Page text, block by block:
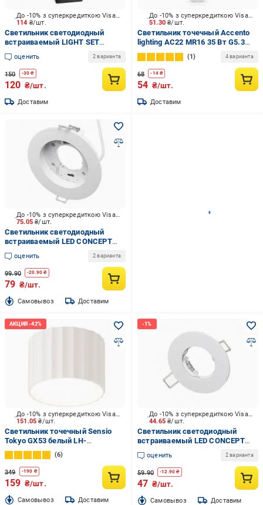
114 ₴/шт.
До -10% з суперкредиткою Visa Вигода
Светильник светодиодный
встраиваемый LIGHT SET
BUZOK R07 7 Вт LED-модуль
4500 К белый
оценить 2 варианта
150 -30 ₴
120 ₴/шт.
Доставим
51.30₴/шт.
До -10% з суперкредиткою Visa Вигода
Светильник точечный Accento
lighting AC22 MR16 35 Вт G5.3
белый
1 4 варианта
68 -14₴
54 ₴/шт.
Доставим
75.05₴/шт.
До -10% з суперкредиткою Visa Вигода
Светильник светодиодный
встраиваемый LED CONCEPT
VM GX53 белый
оценить 2 варианта
99.90 -20.90 ₴
79 ₴/шт.
Cамовывоз Доставим
151.05₴/шт.
До -10% з суперкредиткою Visa Вигода
Светильник точечный Sensio
Tokyo GX53 белый LH-
GX53(white)Q1
6
349 -190 ₴
159 ₴/шт.
Cамовывоз Доставим
44.65₴/шт.
До -10% з суперкредиткою Visa Вигода
Светильник светодиодный
встраиваемый LED CONCEPT
VM 01S GU10 белый
оценить 2 варианта
59.90 -12.90 ₴
47 ₴/шт.
Cамовывоз Доставим